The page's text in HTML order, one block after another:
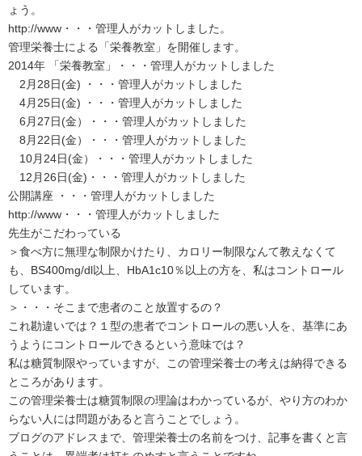
ょう。
http://www・・・管理人がカットしました。
管理栄養士による「栄養教室」を開催します。
2014年 「栄養教室」・・・管理人がカットしました
2月28日(金) ・・・管理人がカットしました
4月25日(金) ・・・管理人がカットしました
6月27日(金）・・・管理人がカットしました
8月22日(金）・・・管理人がカットしました
10月24日(金）・・・管理人がカットしました
12月26日(金)・・・管理人がカットしました
公開講座 ・・・管理人がカットしました
http://www・・・管理人がカットしました
先生がこだわっている
＞食べ方に無理な制限かけたり、カロリー制限なんて教えなくて
も、BS400mg/dl以上、HbA1c10％以上の方を、私はコントロール
しています。
＞・・・そこまで患者のこと放置するの？
これ勘違いでは？１型の患者でコントロールの悪い人を、基準にあ
うようにコントロールできるという意味では？
私は糖質制限やっていますが、この管理栄養士の考えは納得できる
ところがあります。
この管理栄養士は糖質制限の理論はわかっているが、やり方のわか
らない人には問題があると言うことでしょう。
ブログのアドレスまで、管理栄養士の名前をつけ、記事を書くと言